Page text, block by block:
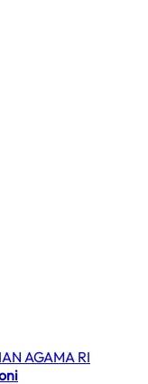
AGAMA RI